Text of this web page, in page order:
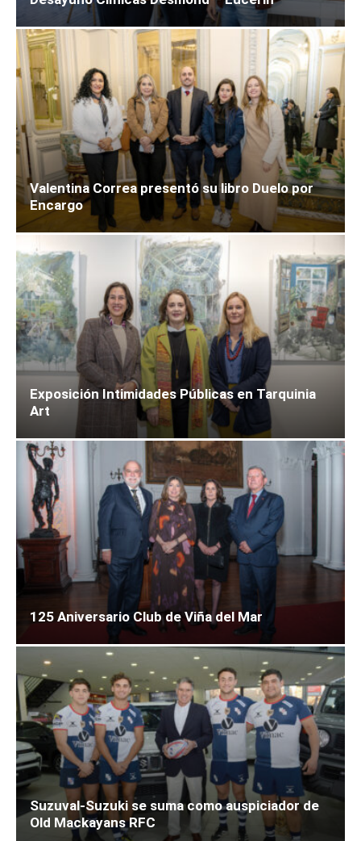
Valentina Correa presentó su libro Duelo por
Encargo
Exposición Intimidades Públicas en Tarquinia
Art
125 Aniversario Club de Viña del Mar
Suzuval-Suzuki se suma como auspiciador de
Old Mackayans RFC